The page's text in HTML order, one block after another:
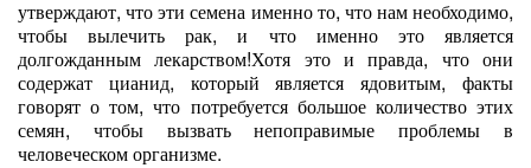
утверждают, что эти семена именно то, что нам необходимо,
чтобы вылечить рак, и что именно это является
долгожданным лекарством!Хотя это и правда, что они
содержат цианид, который является ядовитым, факты
говорят о том, что потребуется большое количество этих
семян, чтобы вызвать непоправимые проблемы в
человеческом организме.